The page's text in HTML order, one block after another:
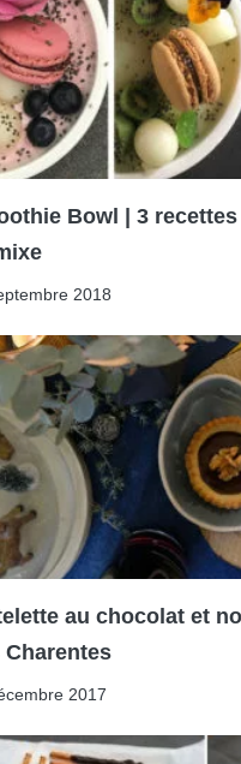
Bowl | 3
2018
au chocolat et
Charentes
2017